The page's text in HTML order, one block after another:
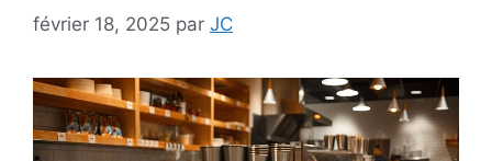
février 18, 2025 par JC